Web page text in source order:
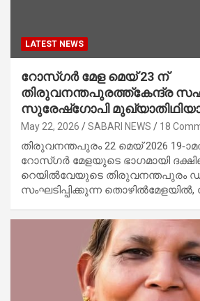
LATEST NEWS
റോസ്​ഗർ മേള മെയ് 23 ന്
തിരുവനന്തപുരത്ത്കേന്ദ്ര
സുരേഷ്​ഗോപി
May 22, 2026 SABARI NEWS 18
തിരുവനന്തപുരം 22 മെയ് 2026 19-
റോസ്ഗർ മേളയുടെ ഭാ​ഗമായി
റെയിൽവേയുടെ തിരുവനന്തപുരം
സംഘടിപ്പിക്കുന്ന തൊഴിൽമേളയിൽ,